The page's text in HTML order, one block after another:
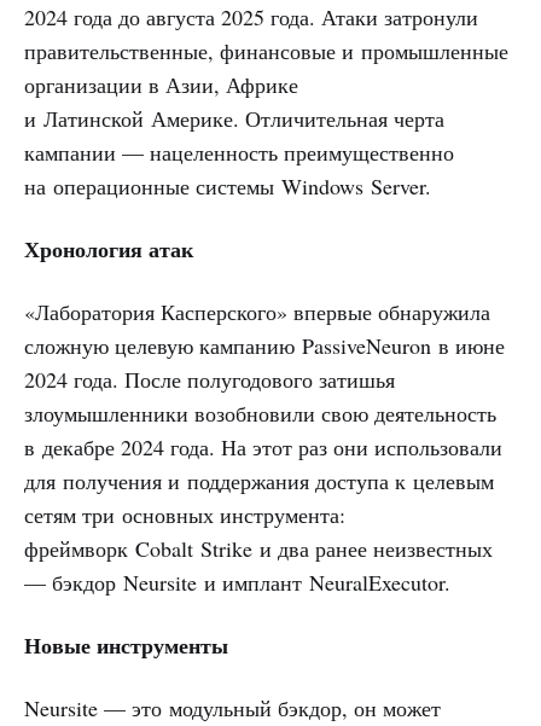
2024 года до августа 2025 года. Атаки затронули
правительственные, финансовые и промышленные
организации в Азии, Африке
и Латинской Америке. Отличительная черта
кампании — нацеленность преимущественно
на операционные системы Windows Server.
Хронология атак
«Лаборатория Касперского» впервые обнаружила
сложную целевую кампанию PassiveNeuron в июне
2024 года. После полугодового затишья
злоумышленники возобновили свою деятельность
в декабре 2024 года. На этот раз они использовали
для получения и поддержания доступа к целевым
сетям три основных инструмента:
фреймворк Cobalt Strike и два ранее неизвестных
— бэкдор Neursite и имплант NeuralExecutor.
Новые инструменты
Neursite — это модульный бэкдор, он может